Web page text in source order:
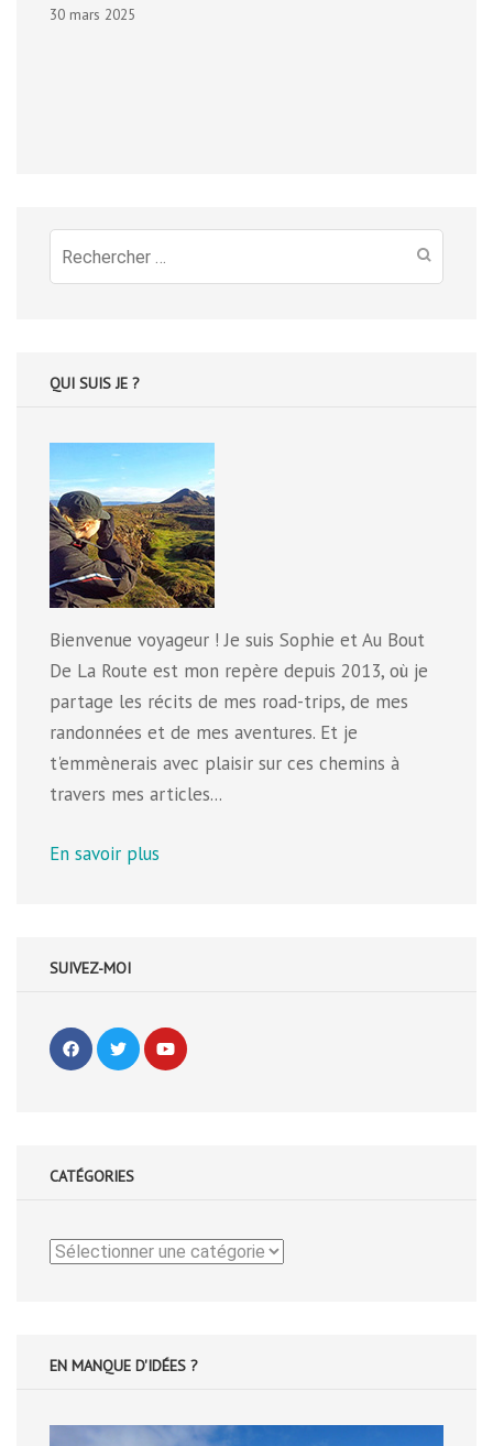
30 mars 2025
Recherche
pour
QUI SUIS JE ?
Bienvenue voyageur ! Je suis Sophie et Au Bout
De La Route est mon repère depuis 2013, où je
partage les récits de mes road-trips, de mes
randonnées et de mes aventures. Et je
t'emmènerais avec plaisir sur ces chemins à
travers mes articles...
En savoir plus
SUIVEZ-MOI
CATÉGORIES
Catégories
EN MANQUE D'IDÉES ?